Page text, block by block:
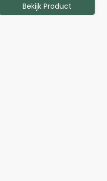
Bekijk Product